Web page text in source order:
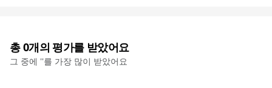
총0개의 평가를 받았어요
그 중에 ''를 가장 많이 받았어요